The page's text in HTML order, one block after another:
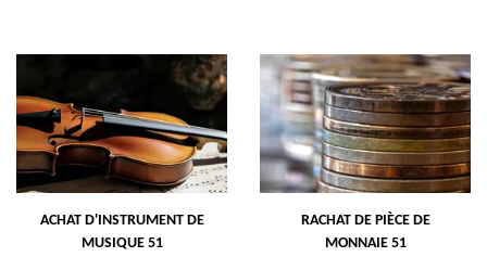
ACHAT D'INSTRUMENT DE
MUSIQUE 51
RACHAT DE PIÈCE DE
MONNAIE 51